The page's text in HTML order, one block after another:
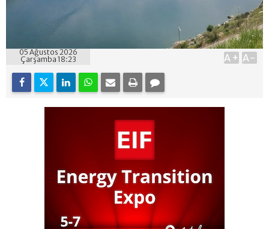
05 Ağustos 2026
Çarşamba 18:23
A+ A-